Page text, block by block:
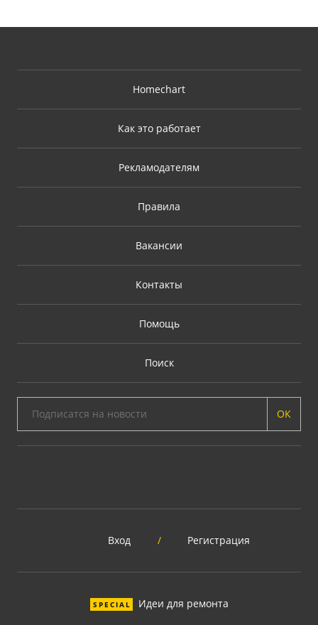
Homechart
Как это работает
Рекламодателям
Правила
Вакансии
Контакты
Помощь
Поиск
ОК
Вход / Регистрация
SPECIAL Идеи для ремонта